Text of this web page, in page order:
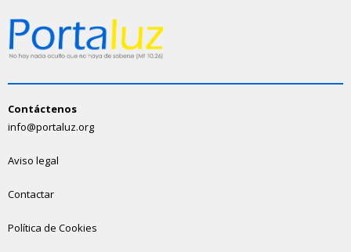
Contáctenos
info@portaluz.org
Aviso legal
Contactar
Política de Cookies